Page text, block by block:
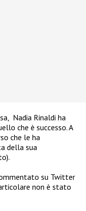
Nadia Rinaldi ha
che è successo. A
che le ha
della sua
su Twitter
non è stato